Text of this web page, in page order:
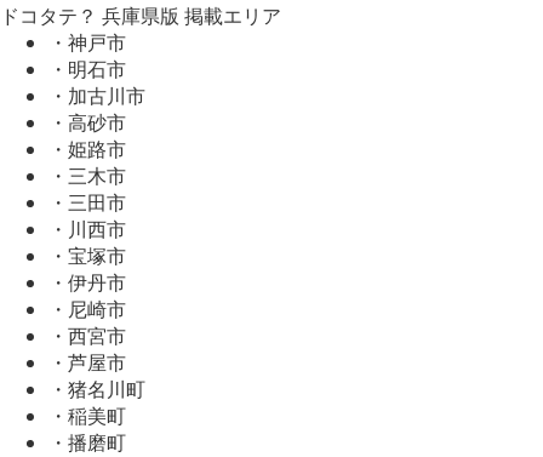
ドコタテ？ 兵庫県版 掲載エリア
・神戸市
・明石市
・加古川市
・高砂市
・姫路市
・三木市
・三田市
・川西市
・宝塚市
・伊丹市
・尼崎市
・西宮市
・芦屋市
・猪名川町
・稲美町
・播磨町